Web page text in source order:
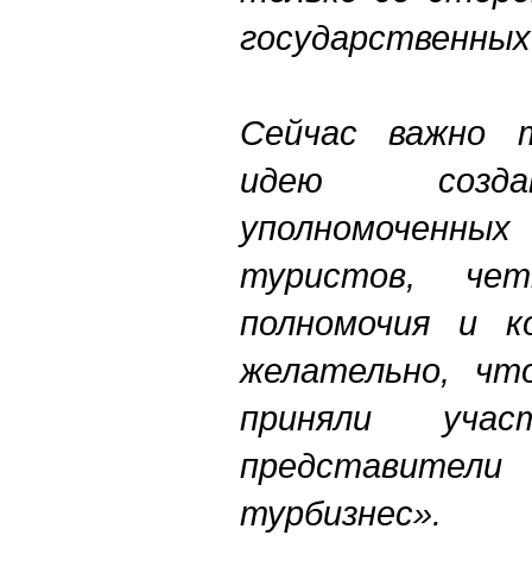
Сейчас важно
идею
туристов,
полномочия и
желательно,
приняли
турбизнес».